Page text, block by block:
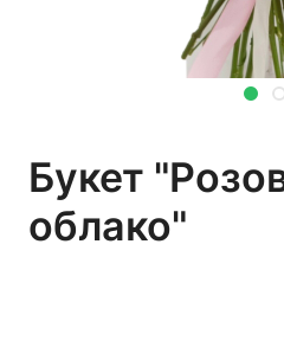
Букет
облако"